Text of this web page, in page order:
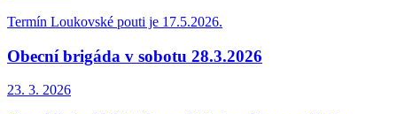
Termín Loukovské pouti je 17.5.2026.
Obecní brigáda v sobotu 28.3.2026
23. 3. 2026